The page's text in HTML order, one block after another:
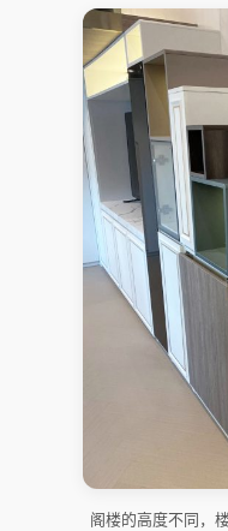
阁楼的高度不同，